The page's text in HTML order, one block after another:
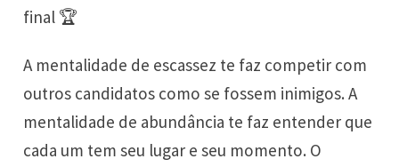
final 🏆
A mentalidade de escassez te faz competir com
outros candidatos como se fossem inimigos. A
mentalidade de abundância te faz entender que
cada um tem seu lugar e seu momento. O